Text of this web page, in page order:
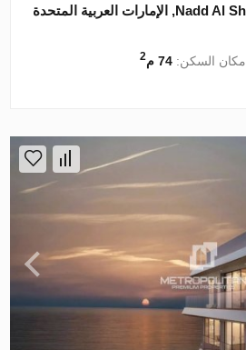
1 غرف نوم شقة في Nadd Al Sheba, الإمارات العربية المتحدة
مكان السكن:74 م 2